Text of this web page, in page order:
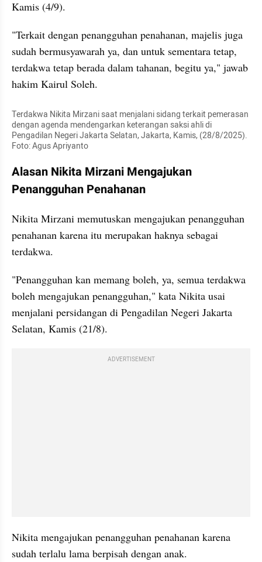
Kamis (4/9).
"Terkait dengan penangguhan penahanan, majelis juga
sudah bermusyawarah ya, dan untuk sementara tetap,
terdakwa tetap berada dalam tahanan, begitu ya," jawab
hakim Kairul Soleh.
Terdakwa Nikita Mirzani saat menjalani sidang terkait pemerasan
dengan agenda mendengarkan keterangan saksi ahli di
Pengadilan Negeri Jakarta Selatan, Jakarta, Kamis, (28/8/2025).
Foto: Agus Apriyanto
Alasan Nikita Mirzani Mengajukan
Penangguhan Penahanan
Nikita Mirzani memutuskan mengajukan penangguhan
penahanan karena itu merupakan haknya sebagai
terdakwa.
"Penangguhan kan memang boleh, ya, semua terdakwa
boleh mengajukan penangguhan," kata Nikita usai
menjalani persidangan di Pengadilan Negeri Jakarta
Selatan, Kamis (21/8).
ADVERTISEMENT
Nikita mengajukan penangguhan penahanan karena
sudah terlalu lama berpisah dengan anak.